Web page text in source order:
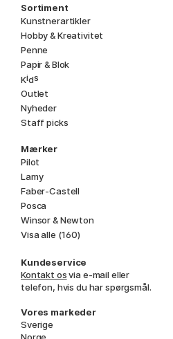
Sortiment
Kunstnerartikler
Hobby & Kreativitet
Penne
Papir & Blok
Kids
Outlet
Nyheder
Staff picks
Mærker
Pilot
Lamy
Faber-Castell
Posca
Winsor & Newton
Visa alle (160)
Kundeservice
Kontakt osvia e-mail eller
telefon, hvis du har spørgsmål.
Vores markeder
Sverige
Norge